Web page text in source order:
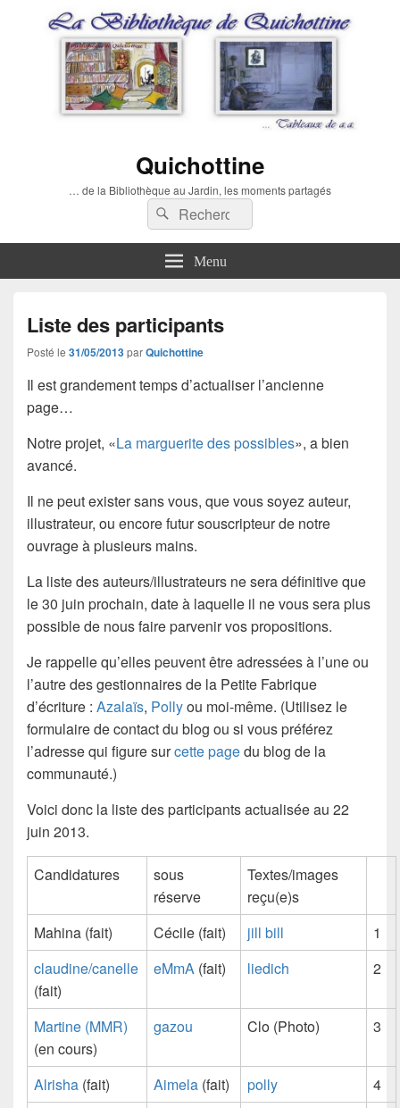
Quichottine
… de la Bibliothèque au Jardin, les moments partagés
Recherche :
Rechercher
Menu
Liste des participants
Posté le 31/05/2013parQuichottine
Il est grandement temps d’actualiserl’ancienne
page…
Notre projet, «La marguerite des possibles», a bien
avancé.
Il ne peut exister sans vous, que vous soyez auteur,
illustrateur, ou encore futur souscripteur de notre
ouvrage à plusieurs mains.
La liste des auteurs/illustrateurs ne sera définitive que
le 30 juin prochain, date à laquelle il ne vous sera plus
possible de nous faire parvenir vos propositions.
Je rappelle qu’elles peuvent être adressées à l’une ou
l’autre des gestionnaires de la Petite Fabrique
d’écriture : Azalaïs, Pollyou moi-même. (Utilisez le
formulaire de contact du blog ou si vous préférez
l’adresse qui figure surcette pagedu blog de la
communauté.)
Voici donc la liste des participants actualisée au 22
juin 2013.
Candidatures
sous
réserve
Textes/images
reçu(e)s
Mahina (fait)
Cécile (fait) jill bill
1
claudine/canelle
(fait)
eMmA (fait) liedich 2
Martine (MMR)
(en cours)
gazou Clo (Photo) 3
Alrisha (fait) Aimela (fait) polly
4